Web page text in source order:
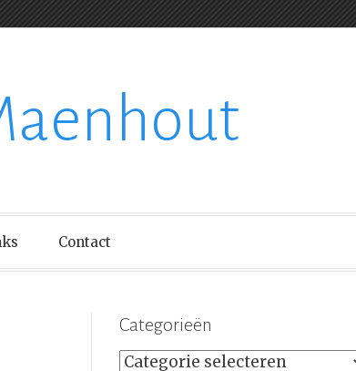
Contact
Categorieën
Categorieën